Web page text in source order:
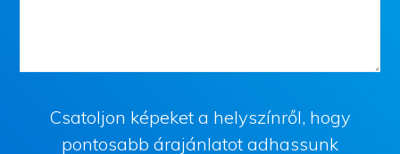
Csatoljon képeket a helyszínről, hogy
pontosabb árajánlatot adhassunk